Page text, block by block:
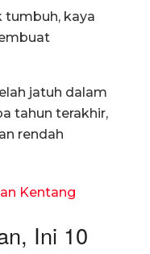
tumbuh, kaya
jatuh dalam
tahun terakhir,
rendah
Kentang
Ini 10